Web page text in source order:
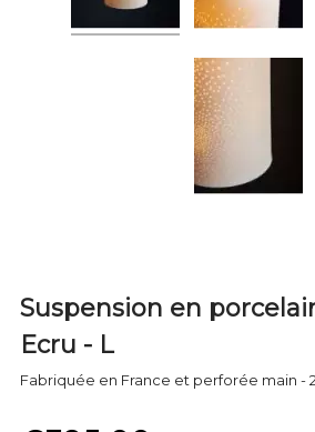
Suspension en
Ecru - L
Fabriquée en France et perforée main -